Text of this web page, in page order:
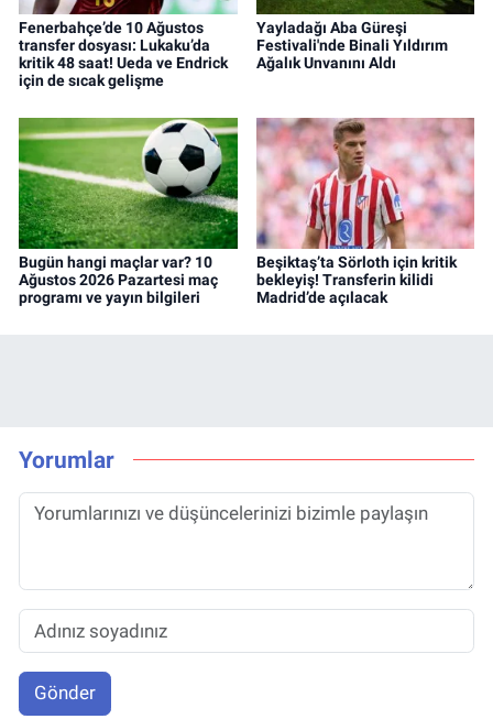
Fenerbahçe’de 10 Ağustos
transfer dosyası: Lukaku’da
kritik 48 saat! Ueda ve Endrick
için de sıcak gelişme
Yayladağı Aba Güreşi
Festivali'nde Binali Yıldırım
Ağalık Unvanını Aldı
Bugün hangi maçlar var? 10
Ağustos 2026 Pazartesi maç
programı ve yayın bilgileri
Beşiktaş’ta Sörloth için kritik
bekleyiş! Transferin kilidi
Madrid’de açılacak
Yorumlar
Gönder